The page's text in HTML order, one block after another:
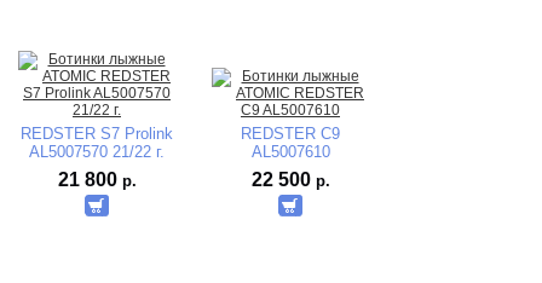
REDSTER S7 Prolink
AL5007570 21/22 г.
21 800 р.
REDSTER C9
AL5007610
22 500 р.